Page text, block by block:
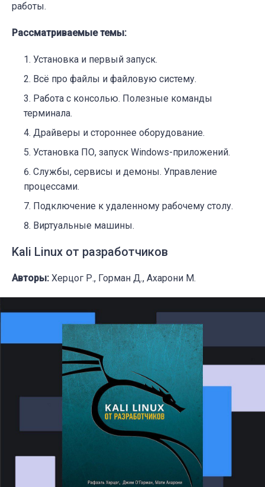
работы.
Рассматриваемые темы:
Установка и первый запуск.
Всё про файлы и файловую систему.
Работа с консолью. Полезные команды
терминала.
Драйверы и стороннее оборудование.
Установка ПО, запуск Windows-приложений.
Службы, сервисы и демоны. Управление
процессами.
Подключение к удаленному рабочему столу.
Виртуальные машины.
Kali Linux от разработчиков
Авторы: Херцог Р., Горман Д., Ахарони М.